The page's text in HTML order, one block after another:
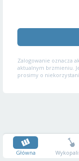
Zalogowanie oznacza
aktualnym brzmieniu.
prosimy o
Główna